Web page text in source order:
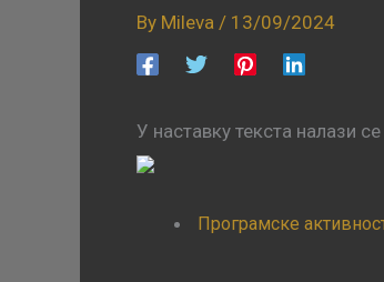
By Mileva / 13/09/2024
У наставку текста налази
Програмске